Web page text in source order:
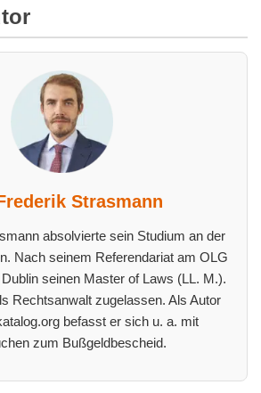
Strasmann
absolvierte sein Studium an der
Nach seinem Referendariat am OLG
seinen Master of Laws (LL. M.).
Rechtsanwalt zugelassen. Als Autor
befasst er sich u. a. mit
zum Bußgeldbescheid.